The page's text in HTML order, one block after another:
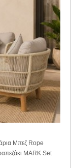
Μπεζ Rope
MARK Set